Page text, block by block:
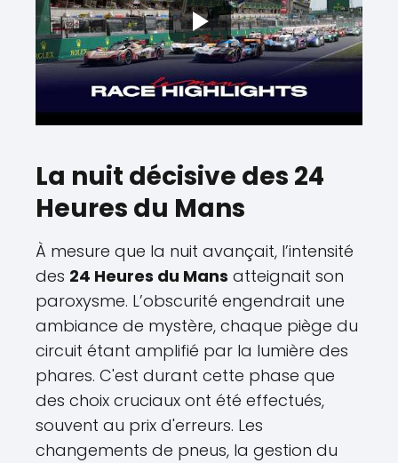
La nuit décisive des 24
Heures du Mans
À mesure que la nuit avançait, l’intensité
des 24 Heures du Mans atteignait son
paroxysme. L’obscurité engendrait une
ambiance de mystère, chaque piège du
circuit étant amplifié par la lumière des
phares. C'est durant cette phase que
des choix cruciaux ont été effectués,
souvent au prix d'erreurs. Les
changements de pneus, la gestion du